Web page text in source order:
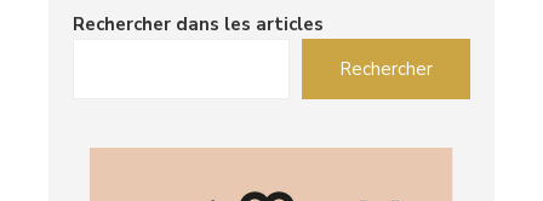
Rechercher dans les articles
Rechercher